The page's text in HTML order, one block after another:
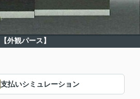
【外観パース】
支払いシミュレーション